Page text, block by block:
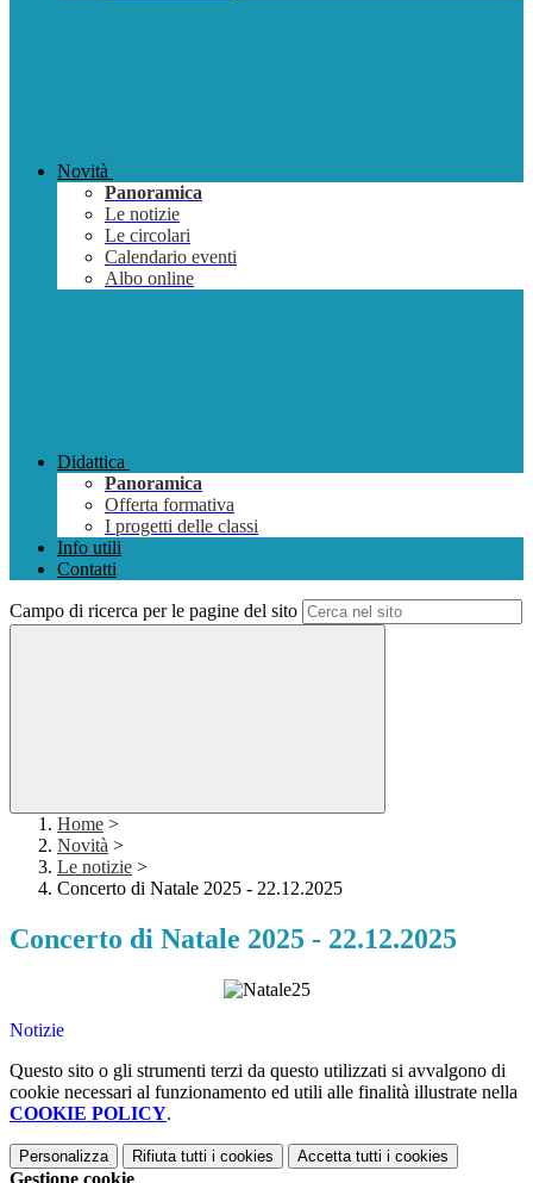
Novità
Panoramica
Le notizie
Le circolari
Calendario eventi
Albo online
Didattica
Panoramica
Offerta formativa
I progetti delle classi
Info utili
Contatti
Campo di ricerca per le pagine del sito
Home >
Novità >
Le notizie >
Concerto di Natale 2025 - 22.12.2025
Concerto di Natale 2025 - 22.12.2025
Notizie
Questo sito o gli strumenti terzi da questo utilizzati si avvalgono di
cookie necessari al funzionamento ed utili alle finalità illustrate nella
COOKIE POLICY.
Personalizza Rifiuta tutti i cookies Accetta tutti i cookies